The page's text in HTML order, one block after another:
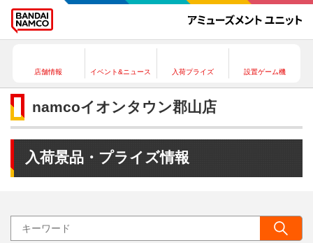
店舗情報 イベント&ニュース 入荷プライズ 設置ゲーム機
namcoイオンタウン郡山店
入荷景品・プライズ情報